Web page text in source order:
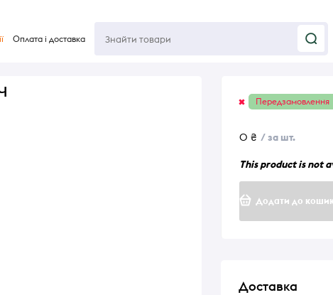
Оплата і доставка
Передзамовлення
0 ₴ / за шт.
This product is not
Додати до
Доставка